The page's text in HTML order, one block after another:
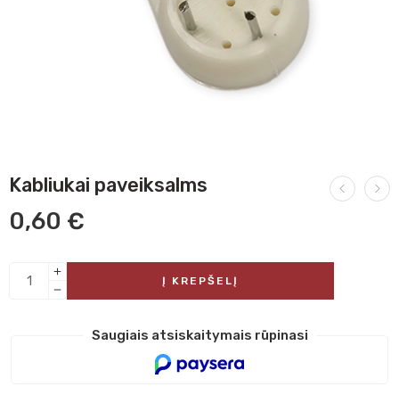
Kabliukai paveiksalms
0,60 €
Į KREPŠELĮ
Saugiais atsiskaitymais rūpinasi